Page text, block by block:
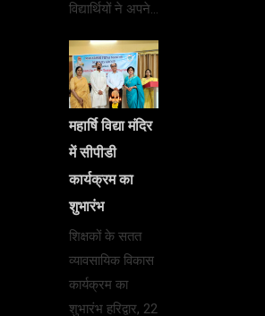
विद्यार्थियों ने अपने…
महार्षि विद्या मंदिर
में सीपीडी
कार्यक्रम का
शुभारंभ
शिक्षकों के सतत
व्यावसायिक विकास
कार्यक्रम का
शुभारंभ हरिद्वार, 22